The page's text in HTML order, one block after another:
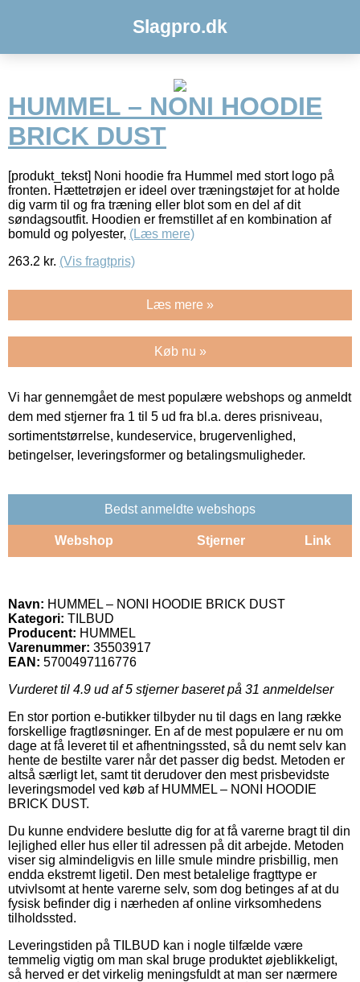
Slagpro.dk
HUMMEL – NONI HOODIE
BRICK DUST
[produkt_tekst] Noni hoodie fra Hummel med stort logo på
fronten. Hættetrøjen er ideel over træningstøjet for at holde
dig varm til og fra træning eller blot som en del af dit
søndagsoutfit. Hoodien er fremstillet af en kombination af
bomuld og polyester, (Læs mere)
263.2 kr. (Vis fragtpris)
Læs mere »
Køb nu »
Vi har gennemgået de mest populære webshops og anmeldt
dem med stjerner fra 1 til 5 ud fra bl.a. deres prisniveau,
sortimentstørrelse, kundeservice, brugervenlighed,
betingelser, leveringsformer og betalingsmuligheder.
Bedst anmeldte webshops
Webshop Stjerner Link
Navn: HUMMEL – NONI HOODIE BRICK DUST
Kategori: TILBUD
Producent: HUMMEL
Varenummer: 35503917
EAN: 5700497116776
Vurderet til 4.9 ud af 5 stjerner baseret på 31 anmeldelser
En stor portion e-butikker tilbyder nu til dags en lang række
forskellige fragtløsninger. En af de mest populære er nu om
dage at få leveret til et afhentningssted, så du nemt selv kan
hente de bestilte varer når det passer dig bedst. Metoden er
altså særligt let, samt tit derudover den mest prisbevidste
leveringsmodel ved køb af HUMMEL – NONI HOODIE
BRICK DUST.
Du kunne endvidere beslutte dig for at få varerne bragt til din
lejlighed eller hus eller til adressen på dit arbejde. Metoden
viser sig almindeligvis en lille smule mindre prisbillig, men
endda ekstremt ligetil. Den mest betalelige fragttype er
utvivlsomt at hente varerne selv, som dog betinges af at du
fysisk befinder dig i nærheden af online virksomhedens
tilholdssted.
Leveringstiden på TILBUD kan i nogle tilfælde være
temmelig vigtig om man skal bruge produktet øjeblikkeligt,
så herved er det virkelig meningsfuldt at man ser nærmere